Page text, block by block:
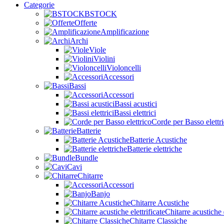
Categorie
BSTOCK
Offerte
Amplificazione
Archi
Viole
Violini
Violoncelli
Accessori
Bassi
Accessori
Bassi acustici
Bassi elettrici
Corde per Basso
Batterie
Batterie Acustiche
Batterie elettriche
Bundle
Cavi
Chitarre
Accessori
Banjo
Chitarre Acustiche
Chitarre acustiche
Chitarre Classiche